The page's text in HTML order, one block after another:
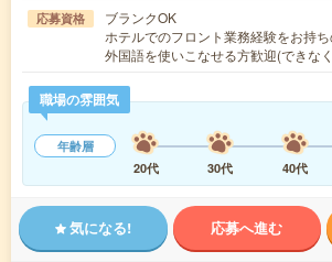
応募資格
ブランクOK
ホテルでのフロント業務経験をお持
外国語を使いこなせる方歓迎(できな
職場の雰囲気
年齢層
20代
30代 40代
気になる! 応募へ進む